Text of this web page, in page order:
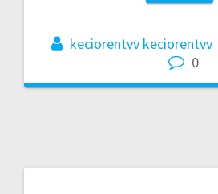
keciorentvv keciorentvv
0